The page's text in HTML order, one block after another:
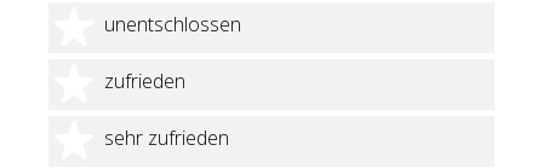
unentschlossen
3 Sterne
zufrieden
4 Sterne
sehr zufrieden
5 Sterne